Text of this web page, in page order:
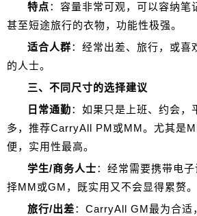
特点：容量非常可观，可以容纳笔
甚至短途旅行的衣物，功能性极强。
适合人群：经常出差、旅行，或
的人士。
三、不同尺寸的选择建议
日常通勤：如果只是上班、约会，
多，推荐CarryAll PM或MM。尤其是
便，实用性最高。
学生/商务人士：经常需要携带电
择MM或GM，既实用又不会显得累赘。
旅行/出差：CarryAll GM最为合适